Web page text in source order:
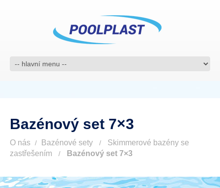
Bazénový set 7×3
O nás Bazénové sety
Skimmerové bazény se
zastřešením
Bazénový set 7×3